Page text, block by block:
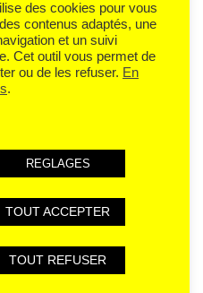
personnelles
des cookies pour vous
contenus adaptés, une
et un suivi
Cet outil vous permet de
ou de les refuser. En
.
REGLAGES
TOUT ACCEPTER
TOUT REFUSER